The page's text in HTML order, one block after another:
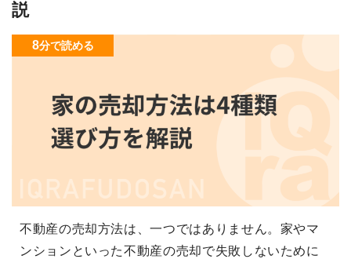
説
8分で読める
不動産の売却方法は、一つではありません。家やマ
ンションといった不動産の売却で失敗しないために